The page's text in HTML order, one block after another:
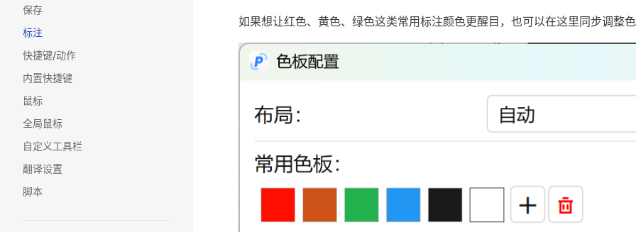
保存
标注
快捷键/动作
内置快捷键
鼠标
全局鼠标
自定义工具栏
翻译设置
脚本
如果想让红色、黄色、绿色这类常用标注颜色更醒目，也可以在这里同步调整